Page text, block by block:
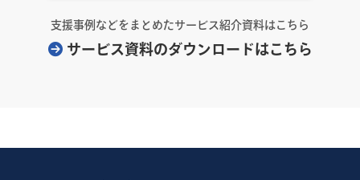
支援事例などをまとめたサービス紹介資料はこちら
サービス資料のダウンロードはこちら